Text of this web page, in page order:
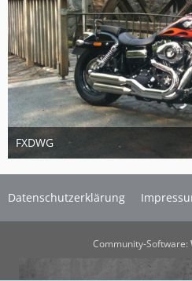
FXDWG
3. April 2014
1
Datenschutzerklärung
Community-Software: